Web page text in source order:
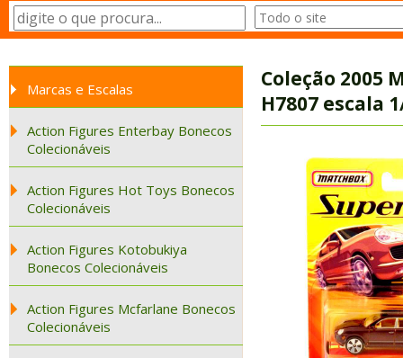
Marcas e Escalas
Action Figures Enterbay Bonecos
Colecionáveis
Action Figures Hot Toys Bonecos
Colecionáveis
Action Figures Kotobukiya
Bonecos Colecionáveis
Action Figures Mcfarlane Bonecos
Colecionáveis
Coleção 2005
H7807 escala